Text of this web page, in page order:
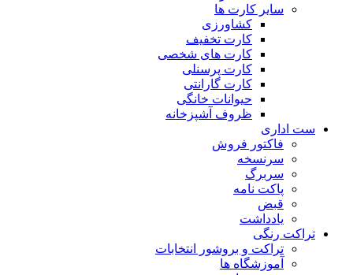
سایر کارت ها
کشاورزی
کارت تخفیف
کارت های شخصی
کارت پرسنلی
کارت گارانتی
حیوانات خانگی
ظروف آشپزخانه
ست اداری
فاکتور فروش
سرنسخه
سربرگ
پاکت نامه
قبض
یادداشت
تراکت رنگی
تراکت و بروشور انتخابات
آموزشگاه ها